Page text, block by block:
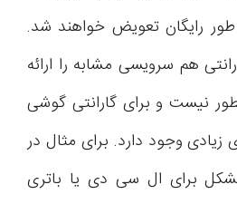
رایگان تعویض خواهند شد.
هم سرویسی مشابه را ارائه
نیست و برای گارانتی گوشی
وجود دارد. برای مثال در
برای ال سی دی یا باتری